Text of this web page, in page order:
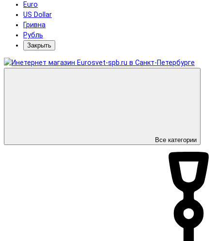
Euro
US Dollar
Гривна
Рубль
Закрыть
Все категории